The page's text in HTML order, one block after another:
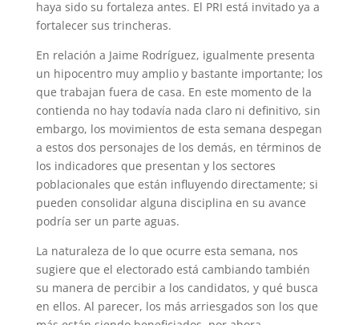
haya sido su fortaleza antes. El PRI está invitado ya a
fortalecer sus trincheras.
En relación a Jaime Rodríguez, igualmente presenta
un hipocentro muy amplio y bastante importante; los
que trabajan fuera de casa. En este momento de la
contienda no hay todavía nada claro ni definitivo, sin
embargo, los movimientos de esta semana despegan
a estos dos personajes de los demás, en términos de
los indicadores que presentan y los sectores
poblacionales que están influyendo directamente; si
pueden consolidar alguna disciplina en su avance
podría ser un parte aguas.
La naturaleza de lo que ocurre esta semana, nos
sugiere que el electorado está cambiando también
su manera de percibir a los candidatos, y qué busca
en ellos. Al parecer, los más arriesgados son los que